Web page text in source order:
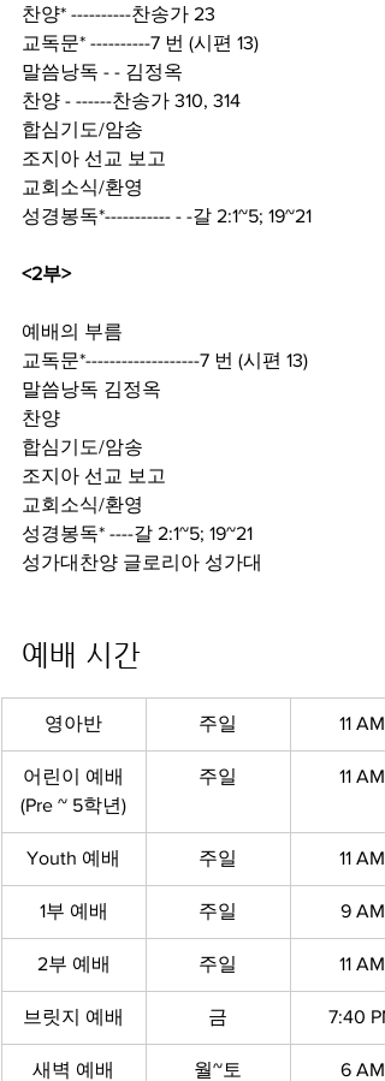
찬양* ----------찬송가 23
교독문* ----------7 번 (시편 13)
말씀낭독 - - 김정옥
찬양 - ------찬송가 310, 314
합심기도/암송
조지아 선교 보고
교회소식/환영
성경봉독*----------- - -갈 2:1~5; 19~21
<2부>
예배의 부름
교독문*-------------------7 번 (시편 13)
말씀낭독 김정옥
찬양
합심기도/암송
조지아 선교 보고
교회소식/환영
성경봉독* ----갈 2:1~5; 19~21
성가대찬양 글로리아 성가대
예배 시간
영아반 주일 11 AM
어린이 예배
(Pre ~ 5학년)
주일 11 AM
Youth 예배 주일 11 AM
1부 예배 주일 9 AM
2부 예배 주일 11 AM
브릿지 예배 금 7:40 PM
새벽 예배 월~토 6 AM